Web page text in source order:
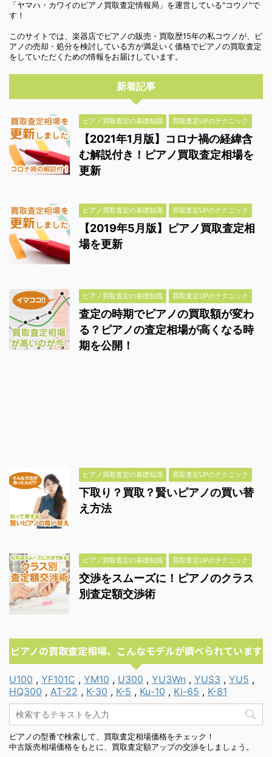
「ヤマハ・カワイのピアノ買取査定情報局」を運営している"コウノ"で
す！
このサイトでは、楽器店でピアノの販売・買取歴15年の私コウノが、ピ
アノの売却・処分を検討している方が満足いく価格でピアノの買取査定
をしていただくための情報をお届けしています。
新着記事
ピアノ買取査定の基礎知識 買取査定UPのテクニック
【2021年1月版】コロナ禍の経緯含
む解説付き！ピアノ買取査定相場を
更新
ピアノ買取査定の基礎知識 買取査定UPのテクニック
【2019年5月版】ピアノ買取査定相
場を更新
ピアノ買取査定の基礎知識 買取査定UPのテクニック
査定の時期でピアノの買取額が変わ
る？ピアノの査定相場が高くなる時
期を公開！
ピアノ買取査定の基礎知識 買取査定UPのテクニック
下取り？買取？賢いピアノの買い替
え方法
ピアノ買取査定の基礎知識 買取査定UPのテクニック
交渉をスムーズに！ピアノのクラス
別査定額交渉術
ピアノの買取査定相場、こんなモデルが調べられています
U100 , YF101C , YM10 , U300 , YU3Wn , YUS3 , YU5 ,
HQ300 , AT-22 , K-30 , K-5 , Ku-10 , Ki-65 , K-81
ピアノの型番で検索して、買取査定相場価格をチェック！
中古販売相場価格をもとに、買取査定額アップの交渉をしましょう。